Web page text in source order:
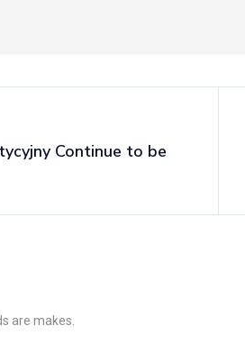
Continue to be
are makes.